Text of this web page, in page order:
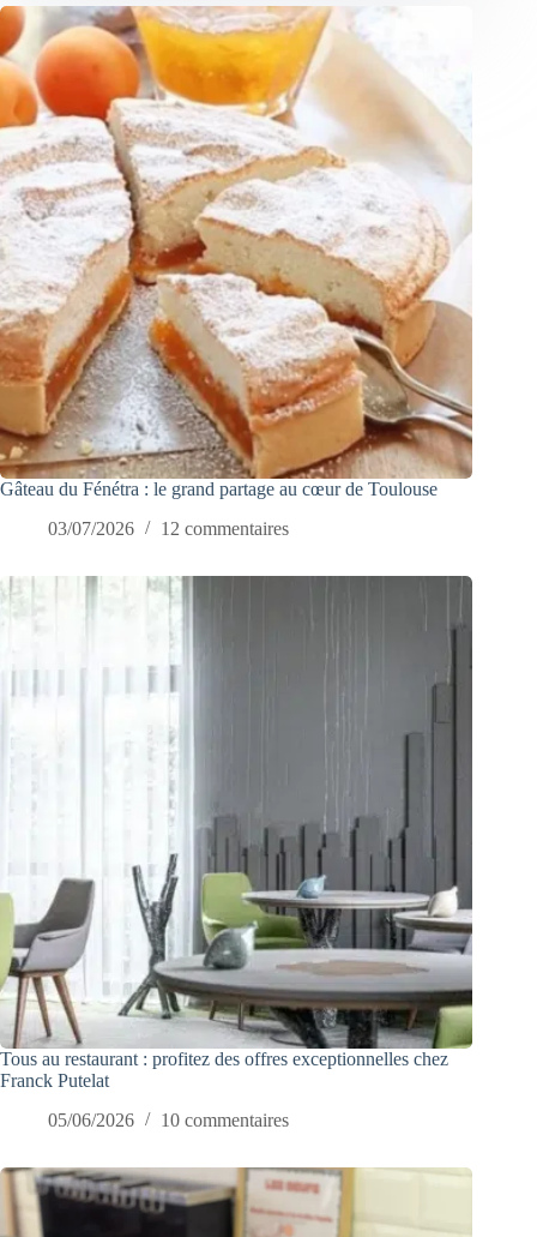
Gâteau du Fénétra : le grand partage au cœur de Toulouse
03/07/2026
12 commentaires
Tous au restaurant : profitez des offres exceptionnelles chez
Franck Putelat
05/06/2026
10 commentaires